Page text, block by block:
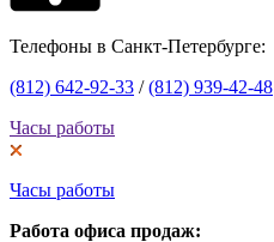
Телефоны в Санкт-Петербурге:
(812) 642-92-33 /(812) 939-42-48
Часы работы
Часы работы
Работа офиса продаж: